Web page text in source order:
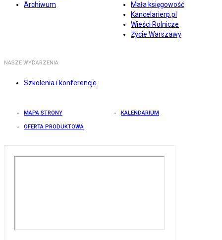
Archiwum
Mała księgowość
Kancelarierp.pl
Wieści Rolnicze
Życie Warszawy
NASZE WYDARZENIA
Szkolenia i konferencje
MAPA STRONY KALENDARIUM
OFERTA PRODUKTOWA